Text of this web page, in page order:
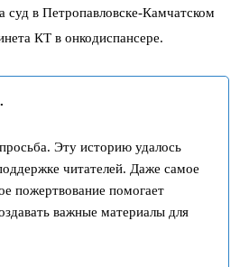
суд в Петропавловске-Камчатском
КТ в онкодиспансере.
Эту историю удалось
читателей. Даже самое
пожертвование помогает
важные материалы для